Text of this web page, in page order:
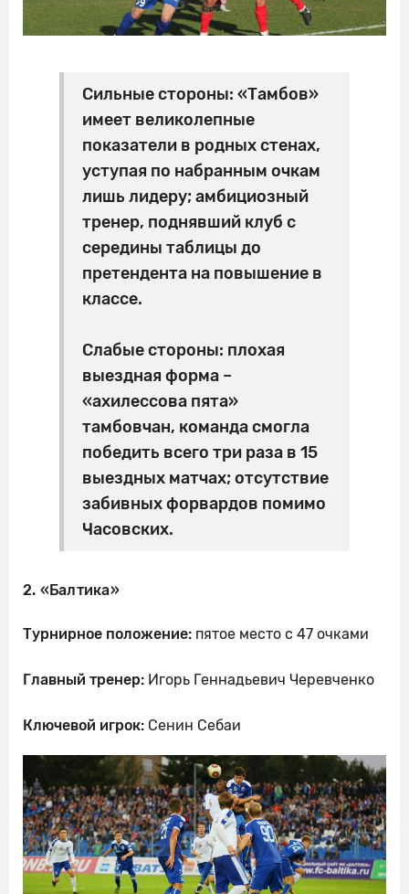
Сильные стороны: «Тамбов»
имеет великолепные
показатели в родных стенах,
уступая по набранным очкам
лишь лидеру; амбициозный
тренер, поднявший клуб с
середины таблицы до
претендента на повышение в
классе.
Слабые стороны: плохая
выездная форма –
«ахилессова пята»
тамбовчан, команда смогла
победить всего три раза в 15
выездных матчах; отсутствие
забивных форвардов помимо
Часовских.
2. «Балтика»
Турнирное положение: пятое место с 47 очками
Главный тренер: Игорь Геннадьевич Черевченко
Ключевой игрок: Сенин Себаи